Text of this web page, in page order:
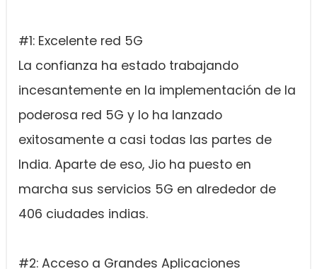
#1: Excelente red 5G
La confianza ha estado trabajando
incesantemente en la implementación de la
poderosa red 5G y lo ha lanzado
exitosamente a casi todas las partes de
India. Aparte de eso, Jio ha puesto en
marcha sus servicios 5G en alrededor de
406 ciudades indias.
#2: Acceso a Grandes Aplicaciones